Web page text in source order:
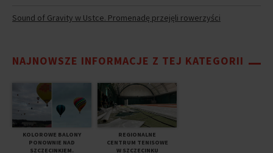
Sound of Gravity w Ustce. Promenadę przejęli rowerzyści
NAJNOWSZE INFORMACJE Z TEJ KATEGORII
KOLOROWE BALONY
PONOWNIE NAD
SZCZECINKIEM.
REGIONALNE
CENTRUM TENISOWE
W SZCZECINKU